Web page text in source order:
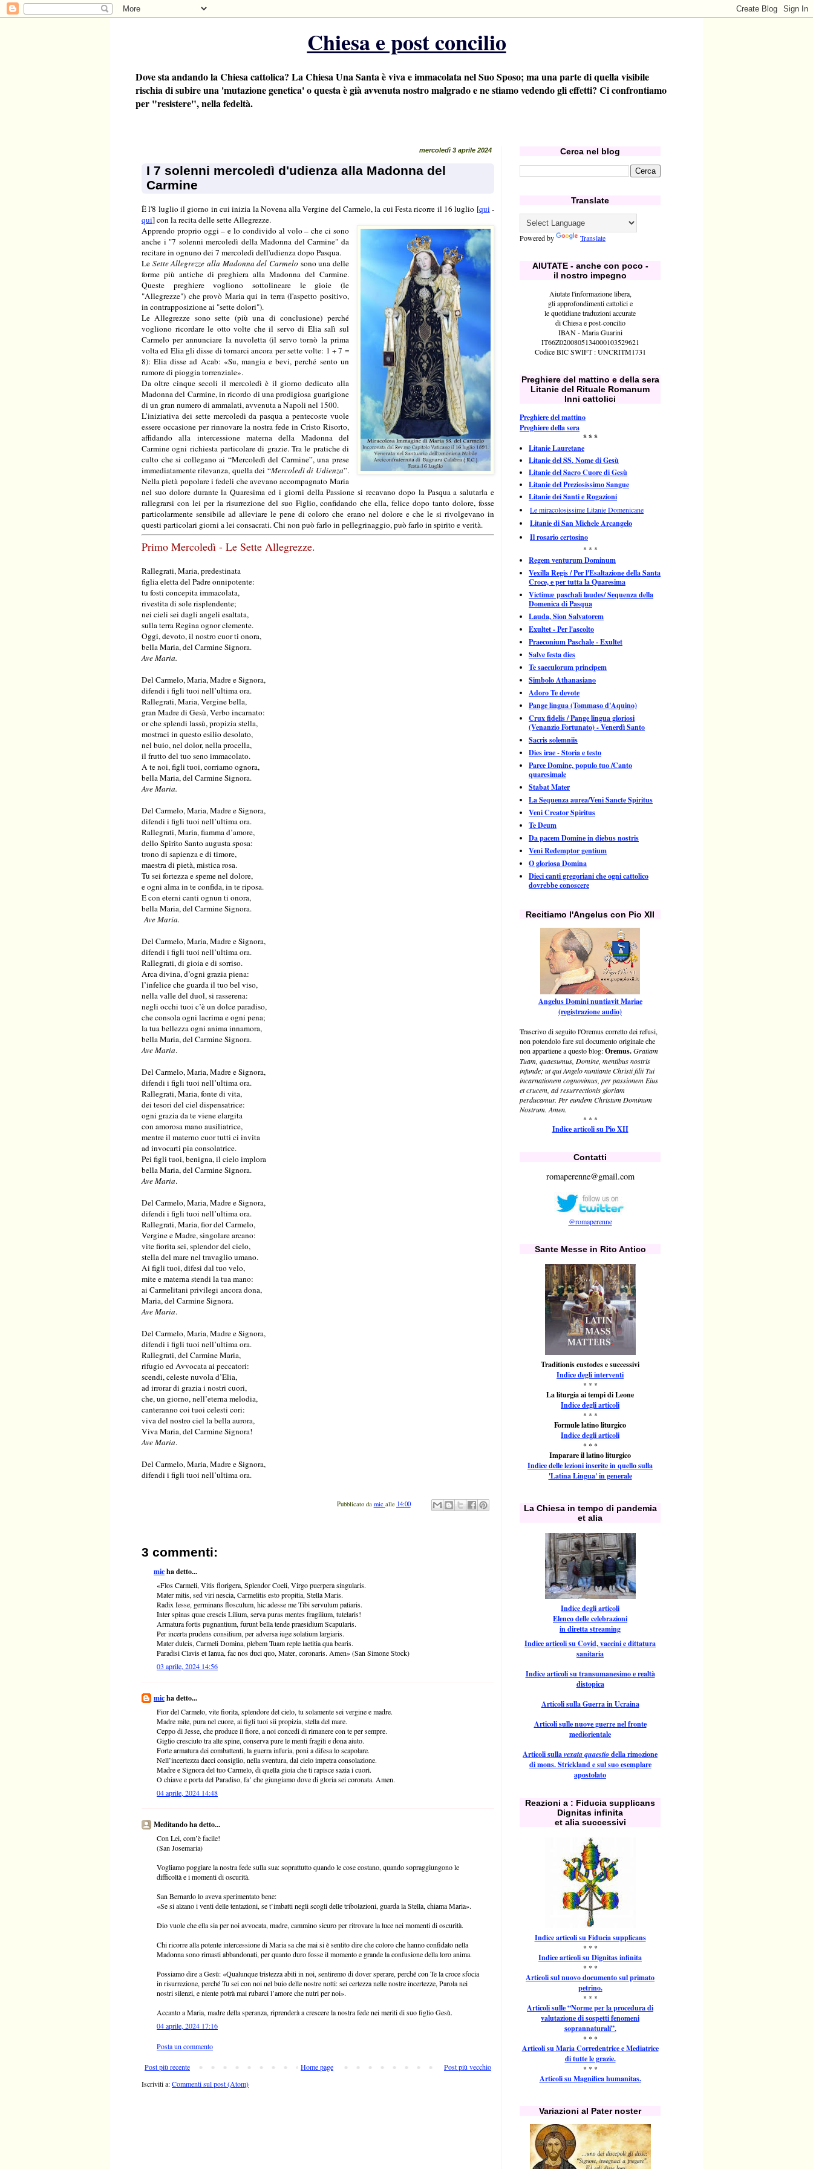
Chiesa e post concilio
Dove sta andando la Chiesa cattolica? La Chiesa Una Santa è viva e immacolata nel Suo Sposo; ma una parte di quella visibile
rischia di subire una 'mutazione genetica' o questa è già avvenuta nostro malgrado e ne stiamo vedendo gli effetti? Ci confrontiamo
per "resistere", nella fedeltà.
mercoledì 3 aprile 2024
I 7 solenni mercoledì d'udienza alla Madonna del
Carmine
È l'8 luglio il giorno in cui inizia la Novena alla Vergine del Carmelo, la cui Festa ricorre il 16 luglio [qui -
qui] con la recita delle sette Allegrezze.
Apprendo proprio oggi – e lo condivido al volo – che ci sono
anche i "7 solenni mercoledì della Madonna del Carmine" da
recitare in ognuno dei 7 mercoledì dell'udienza dopo Pasqua.
Le Sette Allegrezze alla Madonna del Carmelo sono una delle
forme più antiche di preghiera alla Madonna del Carmine.
Queste preghiere vogliono sottolineare le gioie (le
"Allegrezze") che provò Maria qui in terra (l'aspetto positivo,
in contrapposizione ai "sette dolori").
Le Allegrezze sono sette (più una di conclusione) perché
vogliono ricordare le otto volte che il servo di Elia salì sul
Carmelo per annunciare la nuvoletta (il servo tornò la prima
volta ed Elia gli disse di tornarci ancora per sette volte: 1 + 7 =
8): Elia disse ad Acab: «Su, mangia e bevi, perché sento un
rumore di pioggia torrenziale».
Da oltre cinque secoli il mercoledì è il giorno dedicato alla
Madonna del Carmine, in ricordo di una prodigiosa guarigione
di un gran numero di ammalati, avvenuta a Napoli nel 1500.
L’iniziativa dei sette mercoledì da pasqua a pentecoste vuole
essere occasione per rinnovare la nostra fede in Cristo Risorto,
affidando alla intercessione materna della Madonna del
Carmine ogni richiesta particolare di grazie. Tra le pratiche di
culto che si collegano ai “Mercoledì del Carmine”, una prese
immediatamente rilevanza, quella dei “Mercoledì di Udienza”.
Nella pietà popolare i fedeli che avevano accompagnato Maria
nel suo dolore durante la Quaresima ed i giorni della Passione si recavano dopo la Pasqua a salutarla e
rallegrarsi con lei per la risurrezione del suo Figlio, confidando che ella, felice dopo tanto dolore, fosse
particolarmente sensibile ad alleviare le pene di coloro che erano nel dolore e che le si rivolgevano in
questi particolari giorni a lei consacrati. Chi non può farlo in pellegrinaggio, può farlo in spirito e verità.
Primo Mercoledì - Le Sette Allegrezze.
Rallegrati, Maria, predestinata
figlia eletta del Padre onnipotente:
tu fosti concepita immacolata,
rivestita di sole risplendente;
nei cieli sei dagli angeli esaltata,
sulla terra Regina ognor clemente.
Oggi, devoto, il nostro cuor ti onora,
bella Maria, del Carmine Signora.
Ave Maria.
Del Carmelo, Maria, Madre e Signora,
difendi i figli tuoi nell’ultima ora.
Rallegrati, Maria, Vergine bella,
gran Madre di Gesù, Verbo incarnato:
or che splendi lassù, propizia stella,
mostraci in questo esilio desolato,
nel buio, nel dolor, nella procella,
il frutto del tuo seno immacolato.
A te noi, figli tuoi, corriamo ognora,
bella Maria, del Carmine Signora.
Ave Maria.
Del Carmelo, Maria, Madre e Signora,
difendi i figli tuoi nell’ultima ora.
Rallegrati, Maria, fiamma d’amore,
dello Spirito Santo augusta sposa:
trono di sapienza e di timore,
maestra di pietà, mistica rosa.
Tu sei fortezza e speme nel dolore,
e ogni alma in te confida, in te riposa.
E con eterni canti ognun ti onora,
bella Maria, del Carmine Signora.
Ave Maria.
Del Carmelo, Maria, Madre e Signora,
difendi i figli tuoi nell’ultima ora.
Rallegrati, di gioia e di sorriso.
Arca divina, d’ogni grazia piena:
l’infelice che guarda il tuo bel viso,
nella valle del duol, si rasserena:
negli occhi tuoi c’è un dolce paradiso,
che consola ogni lacrima e ogni pena;
la tua bellezza ogni anima innamora,
bella Maria, del Carmine Signora.
Ave Maria.
Del Carmelo, Maria, Madre e Signora,
difendi i figli tuoi nell’ultima ora.
Rallegrati, Maria, fonte di vita,
dei tesori del ciel dispensatrice:
ogni grazia da te viene elargita
con amorosa mano ausiliatrice,
mentre il materno cuor tutti ci invita
ad invocarti pia consolatrice.
Pei figli tuoi, benigna, il cielo implora
bella Maria, del Carmine Signora.
Ave Maria.
Del Carmelo, Maria, Madre e Signora,
difendi i figli tuoi nell’ultima ora.
Rallegrati, Maria, fior del Carmelo,
Vergine e Madre, singolare arcano:
vite fiorita sei, splendor del cielo,
stella del mare nel travaglio umano.
Ai figli tuoi, difesi dal tuo velo,
mite e materna stendi la tua mano:
ai Carmelitani privilegi ancora dona,
Maria, del Carmine Signora.
Ave Maria.
Del Carmelo, Maria, Madre e Signora,
difendi i figli tuoi nell’ultima ora.
Rallegrati, del Carmine Maria,
rifugio ed Avvocata ai peccatori:
scendi, celeste nuvola d’Elia,
ad irrorar di grazia i nostri cuori,
che, un giorno, nell’eterna melodia,
canteranno coi tuoi celesti cori:
viva del nostro ciel la bella aurora,
Viva Maria, del Carmine Signora!
Ave Maria.
Del Carmelo, Maria, Madre e Signora,
difendi i figli tuoi nell’ultima ora.
Pubblicato da mic alle 14:00
3 commenti:
micha detto...
«Flos Carmeli, Vitis florigera, Splendor Coeli, Virgo puerpera singularis.
Mater mitis, sed viri nescia, Carmelitis esto propitia, Stella Maris.
Radix Iesse, germinans flosculum, hic adesse me Tibi servulum patiaris.
Inter spinas quae crescis Lilium, serva puras mentes fragilium, tutelaris!
Armatura fortis pugnantium, furunt bella tende praesidium Scapularis.
Per incerta prudens consilium, per adversa iuge solatium largiaris.
Mater dulcis, Carmeli Domina, plebem Tuam reple laetitia qua bearis.
Paradisi Clavis et Ianua, fac nos duci quo, Mater, coronaris. Amen» (San Simone Stock)
03 aprile, 2024 14:56
micha detto...
Fior del Carmelo, vite fiorita, splendore del cielo, tu solamente sei vergine e madre.
Madre mite, pura nel cuore, ai figli tuoi sii propizia, stella del mare.
Ceppo di Jesse, che produce il fiore, a noi concedi di rimanere con te per sempre.
Giglio cresciuto tra alte spine, conserva pure le menti fragili e dona aiuto.
Forte armatura dei combattenti, la guerra infuria, poni a difesa lo scapolare.
Nell’incertezza dacci consiglio, nella sventura, dal cielo impetra consolazione.
Madre e Signora del tuo Carmelo, di quella gioia che ti rapisce sazia i cuori.
O chiave e porta del Paradiso, fa’ che giungiamo dove di gloria sei coronata. Amen.
04 aprile, 2024 14:48
Meditando ha detto...
Con Lei, com’è facile!
(San Josemaria)
Vogliamo poggiare la nostra fede sulla sua: soprattutto quando le cose costano, quando sopraggiungono le
difficoltà e i momenti di oscurità.
San Bernardo lo aveva sperimentato bene:
«Se si alzano i venti delle tentazioni, se t’imbatti negli scogli delle tribolazioni, guarda la Stella, chiama Maria».
Dio vuole che ella sia per noi avvocata, madre, cammino sicuro per ritrovare la luce nei momenti di oscurità.
Chi ricorre alla potente intercessione di Maria sa che mai si è sentito dire che coloro che hanno confidato nella
Madonna sono rimasti abbandonati, per quanto duro fosse il momento e grande la confusione della loro anima.
Possiamo dire a Gesù: «Qualunque tristezza abiti in noi, sentiremo di dover sperare, perché con Te la croce sfocia
in risurrezione, perché Tu sei con noi nel buio delle nostre notti: sei certezza nelle nostre incertezze, Parola nei
nostri silenzi, e niente potrà mai rubarci l’amore che nutri per noi».
Accanto a Maria, madre della speranza, riprenderà a crescere la nostra fede nei meriti di suo figlio Gesù.
04 aprile, 2024 17:16
Posta un commento
Post più recente Post più vecchio
Home page
Iscriviti a:Commenti sul post (Atom)
Cerca nel blog
Translate
Powered by Translate
AIUTATE - anche con poco -
il nostro impegno
Aiutate l'informazione libera,
gli approfondimenti cattolici e
le quotidiane traduzioni accurate
di Chiesa e post-concilio
IBAN - Maria Guarini
IT66Z0200805134000103529621
Codice BIC SWIFT : UNCRITM1731
Preghiere del mattino e della sera
Litanie del Rituale Romanum
Inni cattolici
Preghiere del mattino
Preghiere della sera
* * *
Litanie Lauretane
Litanie del SS. Nome di Gesù
Litanie del Sacro Cuore di Gesù
Litanie del Preziosissimo Sangue
Litanie dei Santi e Rogazioni
Le miracolosissime Litanie Domenicane
Litanie di San Michele Arcangelo
Il rosario certosino
* * *
Regem venturum Dominum
Vexilla Regis / Per l'Esaltazione della Santa
Croce, e per tutta la Quaresima
Victimæ paschali laudes/ Sequenza della
Domenica di Pasqua
Lauda, Sion Salvatorem
Exultet - Per l'ascolto
Praeconium Paschale - Exultet
Salve festa dies
Te saeculorum principem
Simbolo Athanasiano
Adoro Te devote
Pange lingua (Tommaso d'Aquino)
Crux fidelis / Pange lingua gloriosi
(Venanzio Fortunato) - Venerdì Santo
Sacris solemniis
Dies irae - Storia e testo
Parce Domine, populo tuo /Canto
quaresimale
Stabat Mater
La Sequenza aurea/Veni Sancte Spiritus
Veni Creator Spiritus
Te Deum
Da pacem Domine in diebus nostris
Veni Redemptor gentium
O gloriosa Domina
Dieci canti gregoriani che ogni cattolico
dovrebbe conoscere
Recitiamo l'Angelus con Pio XII
Angelus Domini nuntiavit Mariae
(registrazione audio)
Trascrivo di seguito l'Oremus corretto dei refusi,
non potendolo fare sul documento originale che
non appartiene a questo blog:Oremus.Gratiam
Tuam, quaesumus, Domine, mentibus nostris
infunde; ut qui Angelo nuntiante Christi filii Tui
incarnationem cognovimus, per passionem Eius
et crucem, ad resurrectionis gloriam
perducamur. Per eundem Christum Dominum
Nostrum. Amen.
* * *
Indice articoli su Pio XII
Contatti
romaperenne@gmail.com
@romaperenne
Sante Messe in Rito Antico
Traditionis custodes e successivi
Indice degli interventi
* * *
La liturgia ai tempi di Leone
Indice degli articoli
* * *
Formule latino liturgico
Indice degli articoli
* * *
Imparare il latino liturgico
Indice delle lezioni inserite in quello sulla
'Latina Lingua' in generale
La Chiesa in tempo di pandemia
et alia
Indice degli articoli
Elenco delle celebrazioni
in diretta streaming
Indice articoli su Covid, vaccini e dittatura
sanitaria
Indice articoli su transumanesimo e realtà
distopica
Articoli sulla Guerra in Ucraina
Articoli sulle nuove guerre nel fronte
mediorientale
Articoli sullavexata quaestiodella rimozione
di mons. Strickland e sul suo esemplare
apostolato
Reazioni a : Fiducia supplicans
Dignitas infinita
et alia successivi
Indice articoli su Fiducia supplicans
* * *
Indice articoli su Dignitas infinita
* * *
Articoli sul nuovo documento sul primato
petrino.
* * *
Articoli sulle “Norme per la procedura di
valutazione di sospetti fenomeni
soprannaturali”.
* * *
Articoli su Maria Corredentrice e Mediatrice
di tutte le grazie.
* * *
Articoli su Magnifica humanitas.
Variazioni al Pater noster